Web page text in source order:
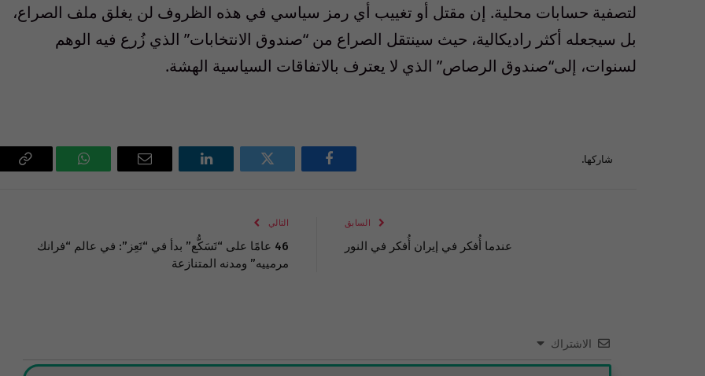
لتصفية حسابات محلية. إن مقتل أو تغييب أي رمز سياسي في هذه الظروف لن يغلق ملف الصراع،
بل سيجعله أكثر راديكالية، حيث سينتقل الصراع من “صندوق الانتخابات” الذي زرع فيه الوهم
لسنوات، إلى“صندوق الرصاص” الذي لا يعترف بالاتفاقات السياسية الهشة.
شاركها.
فيسبوك تويتر لينكدإن
البريد
واتساب
السابق
عندما أُفكر في إيران أُفكر في النور
التالي
46 عامًا على “تَسَكُّع” بدأ في “تَعِز”: في عالم “فرانك
مرمييه” ومدنه المتنازعة
الاشتراك